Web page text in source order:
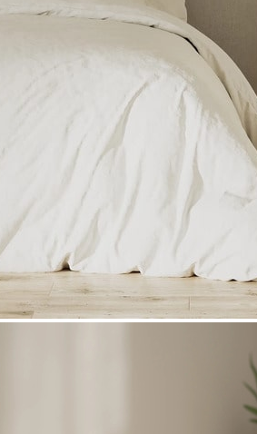
نقسم مساحة السطح على معدل